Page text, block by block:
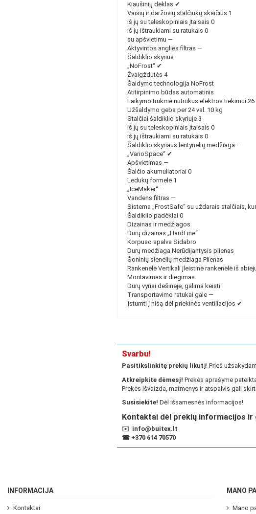
Kiaušinių dėklas ✔
Vaisių ir daržovių stalčiukų skaičius 1
iš jų su teleskopiniais įtaisais 0
iš jų ištraukiami su ratukais 0
su apšvietimu —
Aktyvintos anglies filtras —
Šaldiklio skyrius
„NoFrost“ ✔
Žvaigždutės 4
Šaldymo technologija NoFrost
Atitirpinimo būdas automatinis
Laikymo trukmė nutrūkus elektros tiekimui 26
Užšaldymo geba per 24 val. 10 kg
Stalčiai šaldiklio skyriuje 3
iš jų su teleskopiniais įtaisais 0
iš jų ištraukiami su ratukais 0
Šaldiklio skyriaus lentynėlių medžiaga —
„VarioSpace“ ✔
Apšvietimas —
Šalčio akumuliatoriai 0
Ledukų formelė 1
„IceMaker“ —
Vandens filtras —
Sistema „FrostSafe“ su uždarais stalčiais,
Šaldiklio padėklai 0
Dizainas ir medžiagos
Durų dizainas „HardLine“
Korpuso spalva Sidabro
Durų medžiaga Nerūdijantysis plienas
Šoninių sienelių medžiaga Plienas
Rankenėlė Vertikali įleistinė rankenėlė iš
Montavimas ir diegimas
Durų vyriai dešinėje, galima keisti
Transportavimo ratukai gale —
Įstumti į nišą dėl priekinės ventiliacijos ✔
Svarbu!
Pasitikslinkitę prekių likutį! Prieš
Atkreipkite dėmesį! Prekės aprašyme
Prekės išvaizda, matmenys ir atspalvis gali
Susisiekite! Dėl išsamesnės informacijos!
Kontaktai dėl prekių informacijos ir
✉️ info@buitex.lt
☎ +370 614 70570
INFORMACIJA
Kontaktai
MANO
Mano